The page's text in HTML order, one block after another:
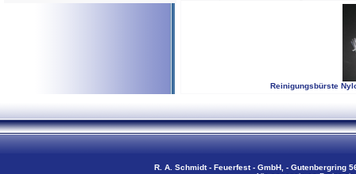
Reinigungsbürste
R. A. Schmidt - Feuerfest - GmbH, - Gutenbergring